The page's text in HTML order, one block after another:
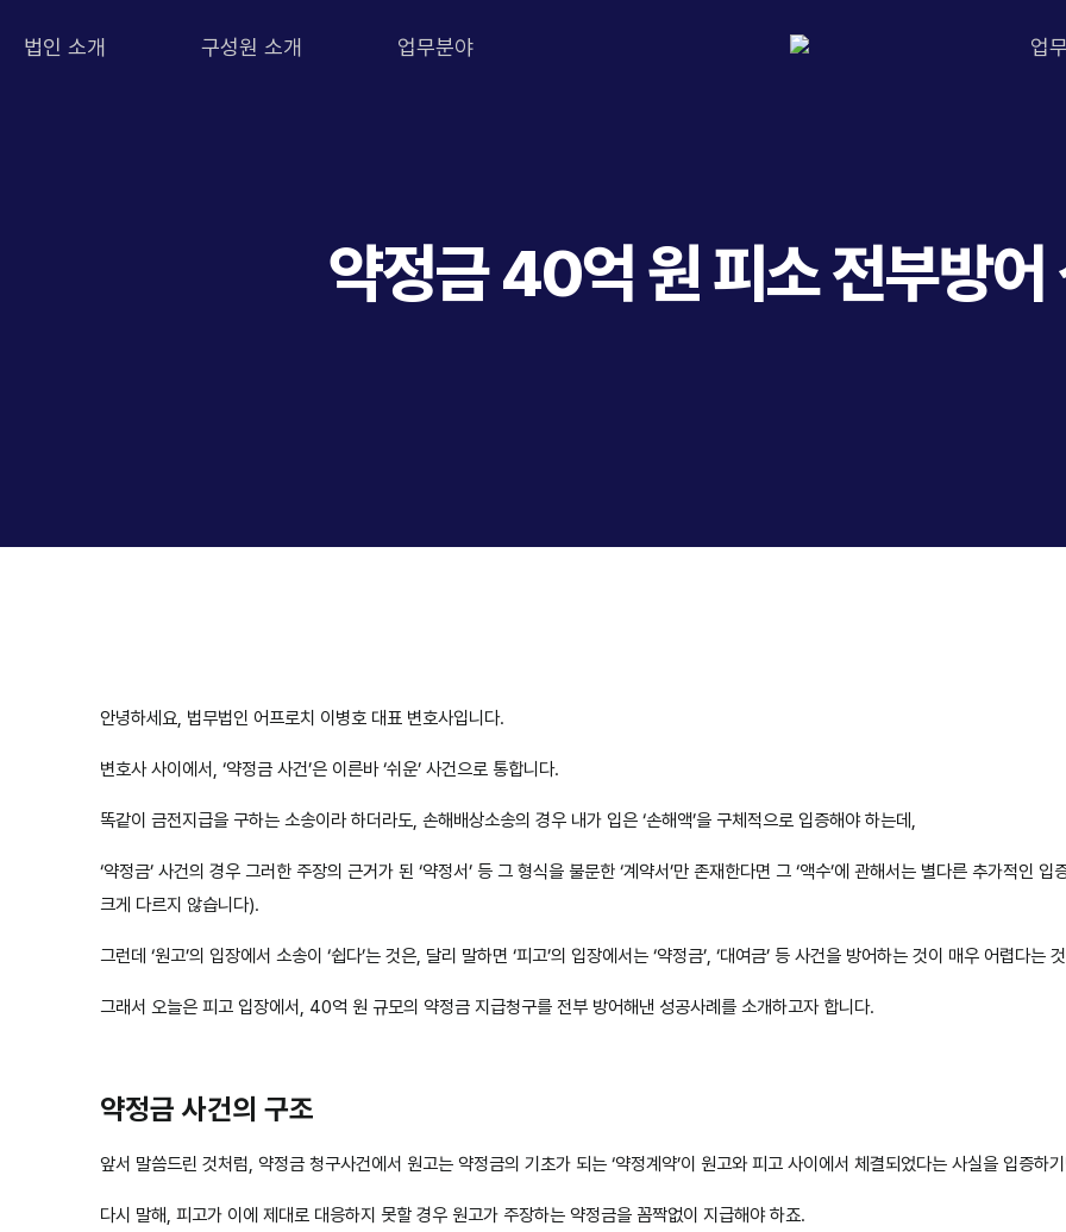
법인 소개 구성원 소개 업무분야 업
약정금 40억 원 피소 전부방어
안녕하세요, 법무법인 어프로치 이병호 대표 변호사입니다.
변호사 사이에서, ‘약정금 사건’은 이른바 ‘쉬운’ 사건으로 통합니다.
​똑같이 금전지급을 구하는 소송이라 하더라도, 손해배상소송의 경우 내가 입은 ‘손해액’을 구체적으로 입증해야 하는데,
‘약정금’ 사건의 경우 그러한 주장의 근거가 된 ‘약정서’ 등 그 형식을 불문한 ‘계약서’만 존재한다면 그 ‘액수’에 관해서는 별다른 추가적인
크게 다르지 않습니다).
그런데 ‘원고’의 입장에서 소송이 ‘쉽다’는 것은, 달리 말하면 ‘피고’의 입장에서는 ‘약정금’, ‘대여금’ 등 사건을 방어하는 것이 매우 어렵다는
그래서 오늘은 피고 입장에서, 40억 원 규모의 약정금 지급청구를 전부 방어해낸 성공사례를 소개하고자 합니다.
약정금 사건의 구조
앞서 말씀드린 것처럼, 약정금 청구사건에서 원고는 약정금의 기초가 되는 ‘약정계약’이 원고와 피고 사이에서 체결되었다는 사실을 입증하
다시 말해, 피고가 이에 제대로 대응하지 못할 경우 원고가 주장하는 약정금을 꼼짝없이 지급해야 하죠.